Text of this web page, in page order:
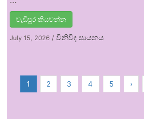
වැඩිපුර කියවන්න
July 15, 2026 / විනිවිද සායනය
1 2 3 4 5 ›